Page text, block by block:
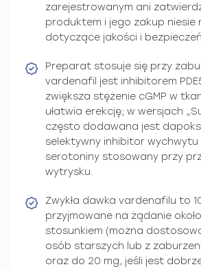
zarejestrowanym ani
produktem i jego zakup niesie
dotyczące jakości i
Preparat stosuje się przy
vardenafil jest inhibitorem
zwiększa stężenie cGMP w
ułatwia erekcję; w wersjach
często dodawana jest
selektywny inhibitor
serotoniny stosowany przy
wytrysku.
Zwykła dawka vardenafilu to
przyjmowane na żądanie
stosunkiem (można
osób starszych lub z
oraz do 20 mg, jeśli jest